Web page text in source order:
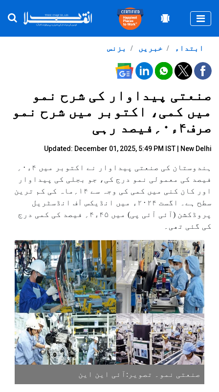
بزنس خبریں ابتداء
صنعتی پیداوار کی شرح نمو
میں کمی، اکتوبر میں شرح نمو
صرف۴ء۰؍فیصد رہی
Updated: December 01, 2025, 5:49 PM IST | New Delhi
فیصد کی معمولی نمو درج کی، جو بجلی کی پیداوار
اور کان کنی میں کمی کی وجہ سے ۱۴؍ماہ کی کم ترین
سطح ہے۔ اگست ۲۰۲۴ء میں انڈیکس آف انڈسٹریل
پروڈکشن (آئی آئی پی) میں ۴۵ء۴؍ فیصد کی کمی درج
کی گئی تھی۔
صنعتی نمو۔ تصویر:آئی این این